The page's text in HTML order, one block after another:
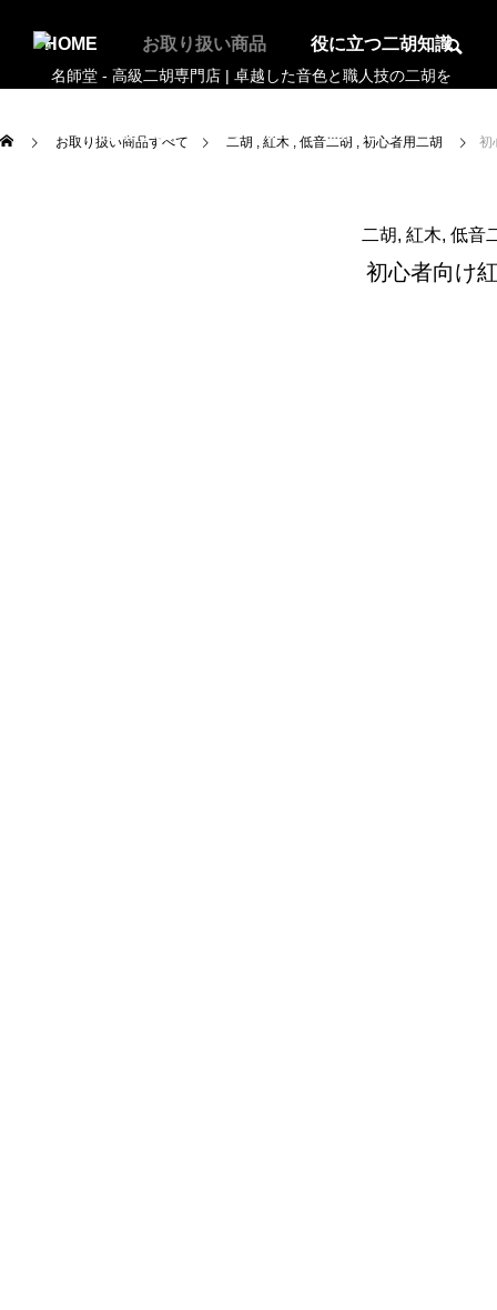
HOME お取り扱い商品 役に立つ二胡知識
お知らせ アクセス お問合せ
お取り扱い商品すべて 二胡 紅木 低音二胡 初心者用二胡 初
二胡 紅木 低音
初心者向け